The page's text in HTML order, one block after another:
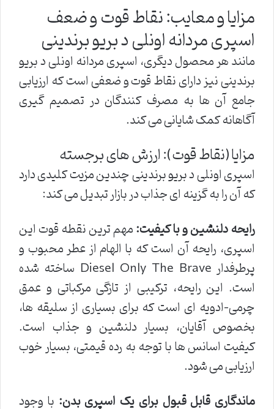
مزایا و معایب: نقاط قوت و ضعف
اسپری مردانه اونلی د بریو برندینی
مانند هر محصول دیگری، اسپری مردانه اونلی د بریو
برندینی نیز دارای نقاط قوت و ضعفی است که ارزیابی
جامع آن ها به مصرف کنندگان در تصمیم گیری
آگاهانه کمک شایانی می کند.
مزایا (نقاط قوت): ارزش های برجسته
اسپری اونلی د بریو برندینی چندین مزیت کلیدی دارد
که آن را به گزینه ای جذاب در بازار تبدیل می کند:
رایحه دلنشین و با کیفیت:مهم ترین نقطه قوت این
اسپری، رایحه آن است که با الهام از عطر محبوب و
پرطرفدار Diesel Only The Brave ساخته شده
است. این رایحه، ترکیبی از تازگی مرکباتی و عمق
چرمی-ادویه ای است که برای بسیاری از سلیقه ها،
بخصوص آقایان، بسیار دلنشین و جذاب است.
کیفیت اسانس ها با توجه به رده قیمتی، بسیار خوب
ارزیابی می شود.
ماندگاری قابل قبول برای یک اسپری بدن: با وجود